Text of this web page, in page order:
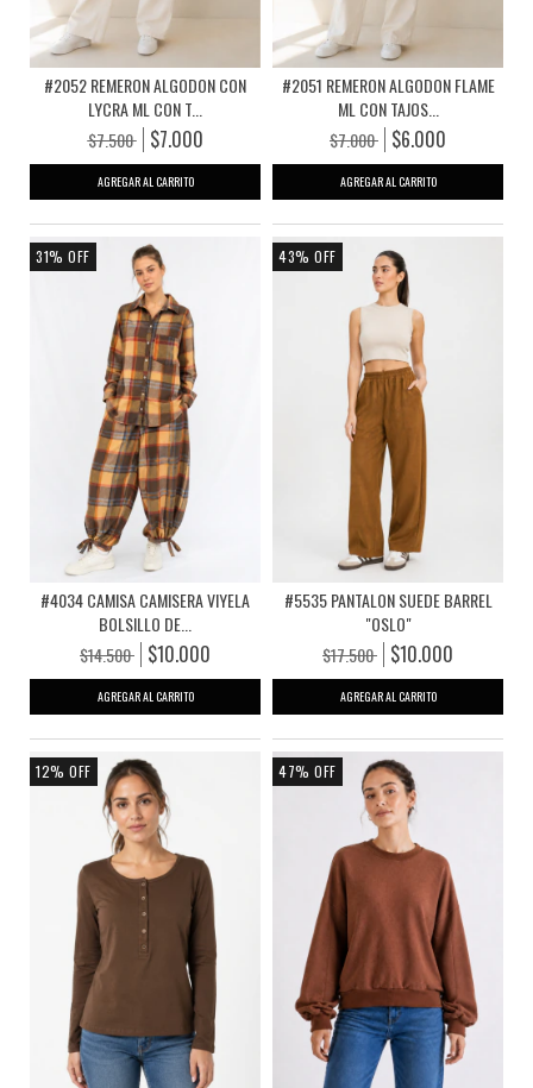
#2052 REMERON ALGODON CON
LYCRA ML CON T...
$7.500 $7.000
AGREGAR AL CARRITO
#2051 REMERON ALGODON FLAME
ML CON TAJOS...
$7.000 $6.000
AGREGAR AL CARRITO
31% OFF
#4034 CAMISA CAMISERA VIYELA
BOLSILLO DE...
$14.500 $10.000
AGREGAR AL CARRITO
43% OFF
#5535 PANTALON SUEDE BARREL
"OSLO"
$17.500 $10.000
AGREGAR AL CARRITO
12% OFF 47% OFF